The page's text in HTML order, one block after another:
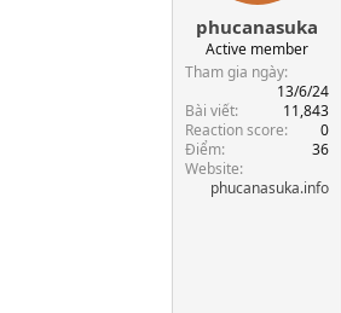
a
t
r
phucanasuka
Active member
Tham gia ngày
13/6/24
Bài viết
11,843
Reaction score
0
Điểm
36
Website
phucanasuka.info